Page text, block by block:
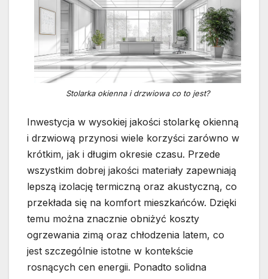
Stolarka okienna i drzwiowa co to jest?
Inwestycja w wysokiej jakości stolarkę okienną
i drzwiową przynosi wiele korzyści zarówno w
krótkim, jak i długim okresie czasu. Przede
wszystkim dobrej jakości materiały zapewniają
lepszą izolację termiczną oraz akustyczną, co
przekłada się na komfort mieszkańców. Dzięki
temu można znacznie obniżyć koszty
ogrzewania zimą oraz chłodzenia latem, co
jest szczególnie istotne w kontekście
rosnących cen energii. Ponadto solidna